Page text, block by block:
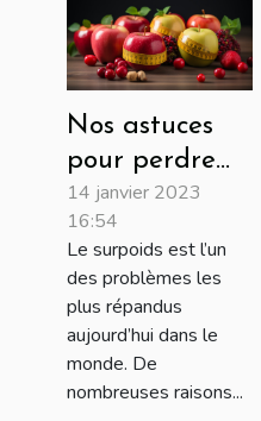
Nos astuces
pour perdre
du poids
rapidement !
14 janvier 2023
16:54
Le surpoids est l’un
des problèmes les
plus répandus
aujourd’hui dans le
monde. De
nombreuses raisons...